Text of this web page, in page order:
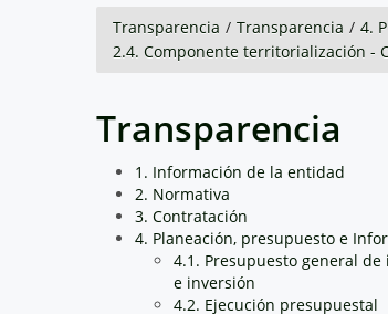
Transparencia / Transparencia / 4.
2.4. Componente territorialización -
Transparencia
1. Información de la entidad
2. Normativa
3. Contratación
4. Planeación, presupuesto e
4.1. Presupuesto general de
e inversión
4.2. Ejecución presupuestal